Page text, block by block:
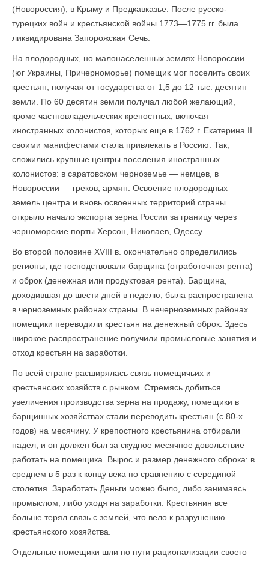
(Новороссия), в Крыму и Предкавказье. После русско-
турецких войн и крестьянской войны 1773—1775 гг. была
ликвидирована Запорожская Сечь.
На плодородных, но малонаселенных землях Новороссии
(юг Украины, Причерноморье) помещик мог поселить своих
крестьян, получая от государства от 1,5 до 12 тыс. десятин
земли. По 60 десятин земли получал любой желающий,
кроме частновладельческих крепостных, включая
иностранных колонистов, которых еще в 1762 г. Екатерина II
своими манифестами стала привлекать в Россию. Так,
сложились крупные центры поселения иностранных
колонистов: в саратовском черноземье — немцев, в
Новороссии — греков, армян. Освоение плодородных
земель центра и вновь освоенных территорий страны
открыло начало экспорта зерна России за границу через
черноморские порты Херсон, Николаев, Одессу.
Во второй половине XVIII в. окончательно определились
регионы, где господствовали барщина (отработочная рента)
и оброк (денежная или продуктовая рента). Барщина,
доходившая до шести дней в неделю, была распространена
в черноземных районах страны. В нечерноземных районах
помещики переводили крестьян на денежный оброк. Здесь
широкое распространение получили промысловые занятия и
отход крестьян на заработки.
По всей стране расширялась связь помещичьих и
крестьянских хозяйств с рынком. Стремясь добиться
увеличения производства зерна на продажу, помещики в
барщинных хозяйствах стали переводить крестьян (с 80-х
годов) на месячину. У крепостного крестьянина отбирали
надел, и он должен был за скудное месячное довольствие
работать на помещика. Вырос и размер денежного оброка: в
среднем в 5 раз к концу века по сравнению с серединой
столетия. Заработать Деньги можно было, либо занимаясь
промыслом, либо уходя на заработки. Крестьянин все
больше терял связь с землей, что вело к разрушению
крестьянского хозяйства.
Отдельные помещики шли по пути рационализации своего